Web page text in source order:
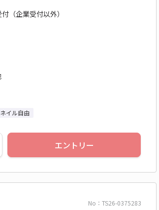
（企業受付以外）
イル自由
エントリー
No：TS26-0375283